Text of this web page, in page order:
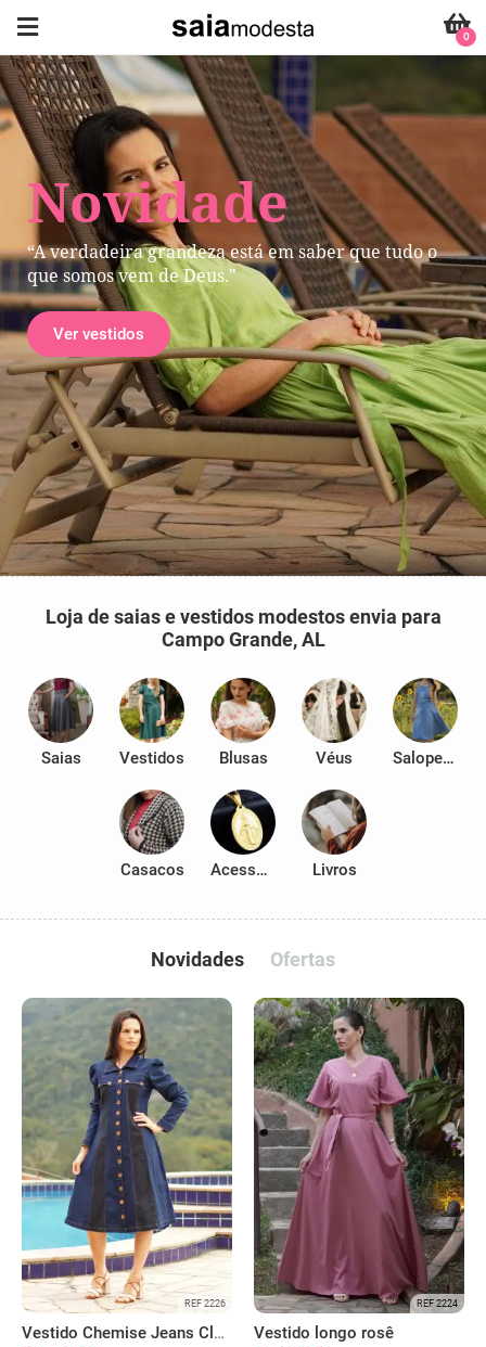
Novidade
“A verdadeira grandeza está em saber que tudo o
que somos vem de Deus."
Ver vestidos
0
Loja de saias e vestidos modestos envia para
Campo Grande, AL
Saias Vestidos Blusas Véus Salopetes
Casacos Acessórios Livros
Novidades Ofertas
REF 2226
Vestido Chemise Jeans Clássica Serena
REF 2224
Vestido longo rosê